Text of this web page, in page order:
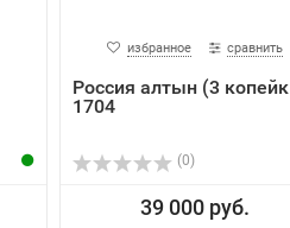
избранное сравнить
Россия алтын (3
1704
(0)
39 000 руб.